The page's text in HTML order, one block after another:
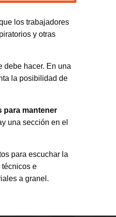
los trabajadores
y otras
debe hacer. En una
la posibilidad de
para mantener
una sección en el
para escuchar la
técnicos e
a granel.